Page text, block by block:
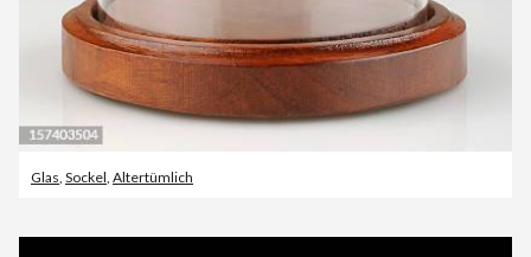
Glas Sockel Altertümlich